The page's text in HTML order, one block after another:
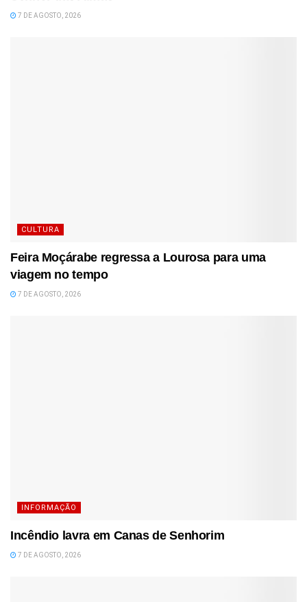
7 DE AGOSTO, 2026
CULTURA
Feira Moçárabe regressa a Lourosa para uma
viagem no tempo
7 DE AGOSTO, 2026
INFORMAÇÃO
Incêndio lavra em Canas de Senhorim
7 DE AGOSTO, 2026